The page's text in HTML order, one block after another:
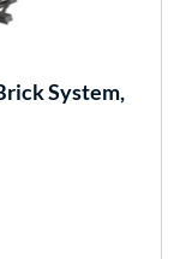
System,